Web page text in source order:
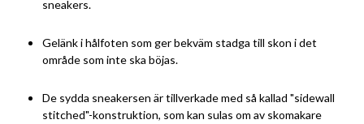
sneakers.
Gelänk i hålfoten som ger bekväm stadga till skon i det
område som inte ska böjas.
De sydda sneakersen är tillverkade med så kallad "sidewall
stitched"-konstruktion, som kan sulas om av skomakare